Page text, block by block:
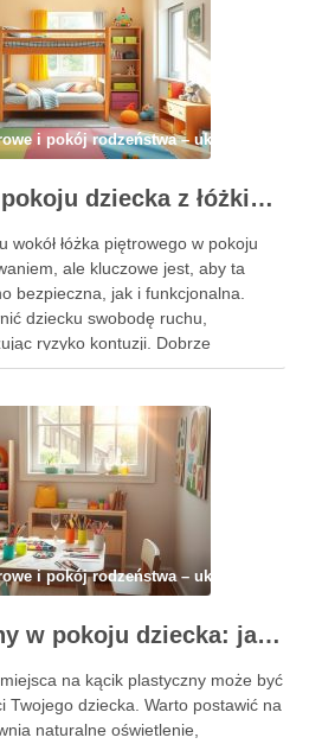
i pokój rodzeństwa – układ, strefy,
Strefa ruchu w pokoju dziecka z łóżkiem piętrowym – jak zaplanować bezpieczną i funkcjonalną przestrzeń do zabawy i aktywności
wokół łóżka piętrowego w pokoju
ale kluczowe jest, aby ta
bezpieczna, jak i funkcjonalna.
dziecku swobodę ruchu,
ryzyko kontuzji. Dobrze
nie tylko zabawie, ale także
i pokój rodzeństwa – układ, strefy,
Kącik plastyczny w pokoju dziecka: jak zorganizować funkcjonalną i inspirującą przestrzeń twórczą
na kącik plastyczny może być
Twojego dziecka. Warto postawić na
naturalne oświetlenie,